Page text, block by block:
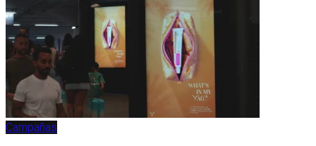
Campañas